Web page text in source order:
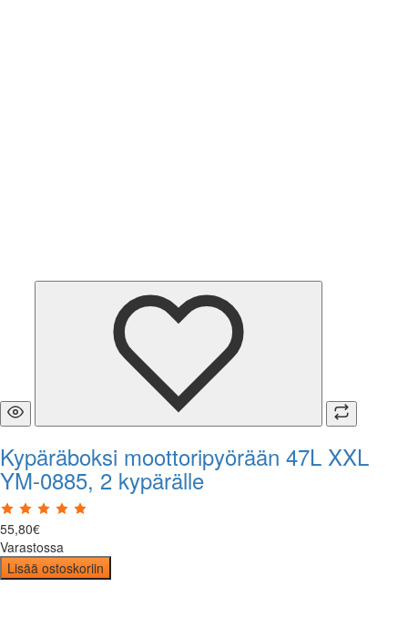
Kypäräboksi moottoripyörään 47L XXL
YM-0885, 2 kypärälle
55,80€
Varastossa
Lisää ostoskoriin